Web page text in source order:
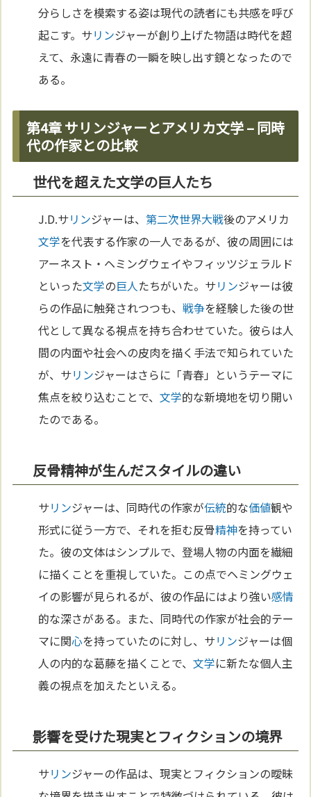
分らしさを模索する姿は現代の読者にも共感を呼び
起こす。サリンジャーが創り上げた物語は時代を超
えて、永遠に青春の一瞬を映し出す鏡となったので
ある。
第4章 サリンジャーとアメリカ文学 – 同時
代の作家との比較
世代を超えた文学の巨人たち
J.D.サリンジャーは、第二次世界大戦後のアメリカ
文学を代表する作家の一人であるが、彼の周囲には
アーネスト・ヘミングウェイやフィッツジェラルド
といった文学の巨人たちがいた。サリンジャーは彼
らの作品に触発されつつも、戦争を経験した後の世
代として異なる視点を持ち合わせていた。彼らは人
間の内面や社会への皮肉を描く手法で知られていた
が、サリンジャーはさらに「青春」というテーマに
焦点を絞り込むことで、文学的な新境地を切り開い
たのである。
反骨精神が生んだスタイルの違い
サリンジャーは、同時代の作家が伝統的な価値観や
形式に従う一方で、それを拒む反骨精神を持ってい
た。彼の文体はシンプルで、登場人物の内面を繊細
に描くことを重視していた。この点でヘミングウェ
イの影響が見られるが、彼の作品にはより強い感情
的な深さがある。また、同時代の作家が社会的テー
マに関心を持っていたのに対し、サリンジャーは個
人の内的な葛藤を描くことで、文学に新たな個人主
義の視点を加えたといえる。
影響を受けた現実とフィクションの境界
サリンジャーの作品は、現実とフィクションの曖昧